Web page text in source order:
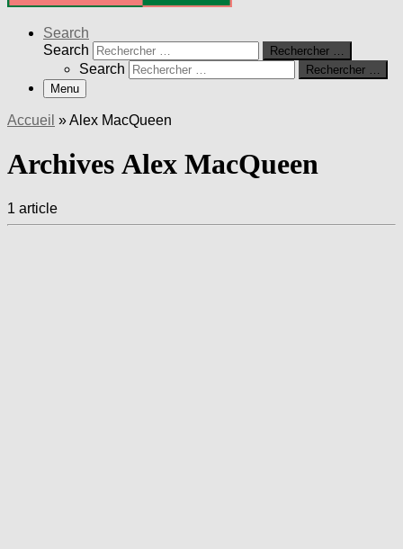
Search
Search
Rechercher …
Search
Rechercher …
Menu
Accueil »Alex MacQueen
Archives Alex MacQueen
1 article